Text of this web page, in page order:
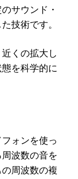
サウンド・
技術です。
くの拡大し
を科学的に
ォンを使っ
波数の音を
周波数の複